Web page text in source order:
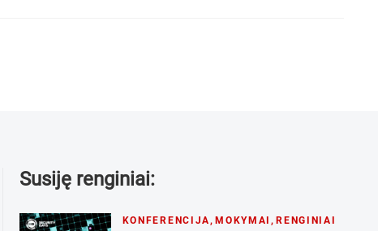
Susiję renginiai:
KONFERENCIJA ,MOKYMAI ,RENGINIAI